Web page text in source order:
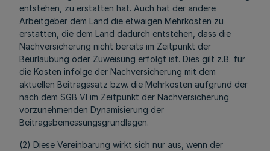
entstehen, zu erstatten hat. Auch hat der andere
Arbeitgeber dem Land die etwaigen Mehrkosten zu
erstatten, die dem Land dadurch entstehen, dass die
Nachversicherung nicht bereits im Zeitpunkt der
Beurlaubung oder Zuweisung erfolgt ist. Dies gilt z.B. für
die Kosten infolge der Nachversicherung mit dem
aktuellen Beitragssatz bzw. die Mehrkosten aufgrund der
nach dem SGB VI im Zeitpunkt der Nachversicherung
vorzunehmenden Dynamisierung der
Beitragsbemessungsgrundlagen.
(2) Diese Vereinbarung wirkt sich nur aus, wenn der